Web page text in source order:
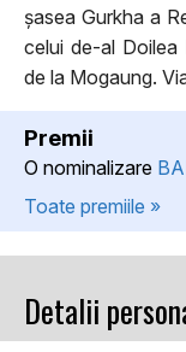
șasea Gurkha a
celui de-al Doilea
de la Mogaung.
Premii
O nominalizare
Toate premiile »
Detalii